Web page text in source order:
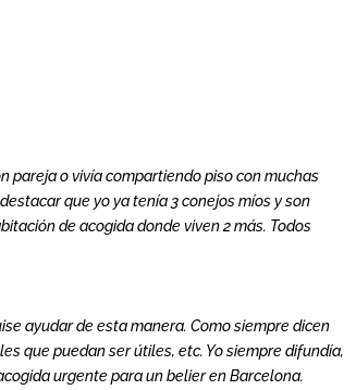
pareja o vivía compartiendo piso con muchas
que yo ya tenía 3 conejos míos y son
de acogida donde viven 2 más. Todos
ayudar de esta manera. Como siempre dicen
que puedan ser útiles, etc. Yo siempre difundía,
urgente para un belier en Barcelona.